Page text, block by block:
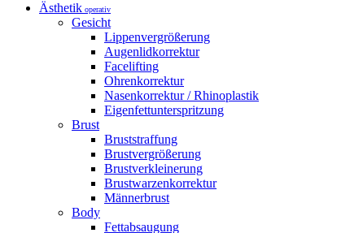
Ästhetik operativ
Gesicht
Lippenvergrößerung
Augenlidkorrektur
Facelifting
Ohrenkorrektur
Nasenkorrektur / Rhinoplastik
Eigenfettunterspritzung
Brust
Bruststraffung
Brustvergrößerung
Brustverkleinerung
Brustwarzenkorrektur
Männerbrust
Body
Fettabsaugung